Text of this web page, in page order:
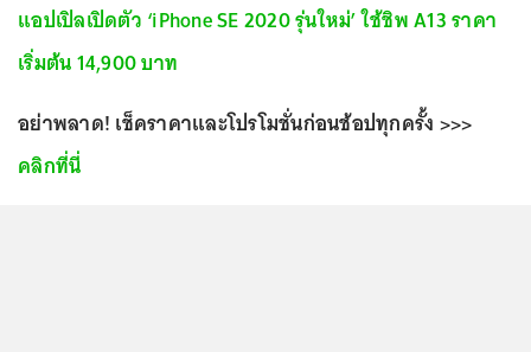
แอปเปิลเปิดตัว ‘iPhone SE 2020 รุ่นใหม่’ ใช้ชิพ A13 ราคา
เริ่มต้น 14,900 บาท
อย่าพลาด! เช็คราคาและโปรโมชั่นก่อนช้อปทุกครั้ง >>>
คลิกที่นี่